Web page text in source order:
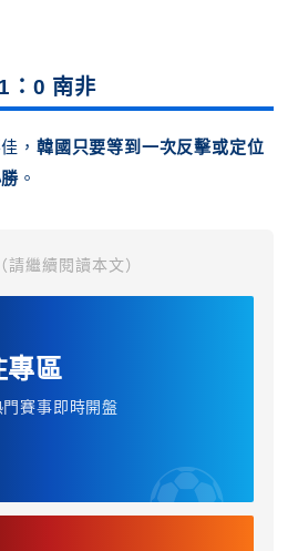
：0 南非
， 韓國只要等到一次反擊或定位
。
請繼續閱讀本文）
專區
賽事即時開盤